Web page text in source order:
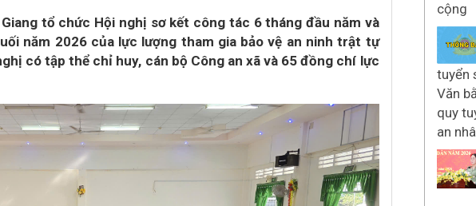
tổ chức Hội nghị sơ kết công tác 6 tháng đầu năm và
năm 2026 của lực lượng tham gia bảo vệ an ninh trật tự
có tập thể chỉ huy, cán bộ Công an xã và 65 đồng chí lực
cộng
tuyển
Văn
quy
an